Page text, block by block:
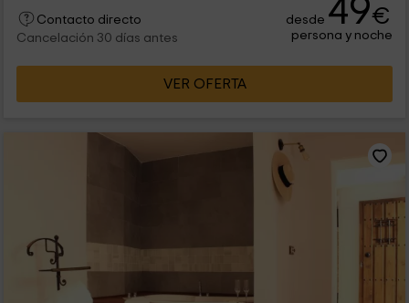
Contacto directo
Cancelación 30 días antes
desde 49€
persona y noche
VER OFERTA